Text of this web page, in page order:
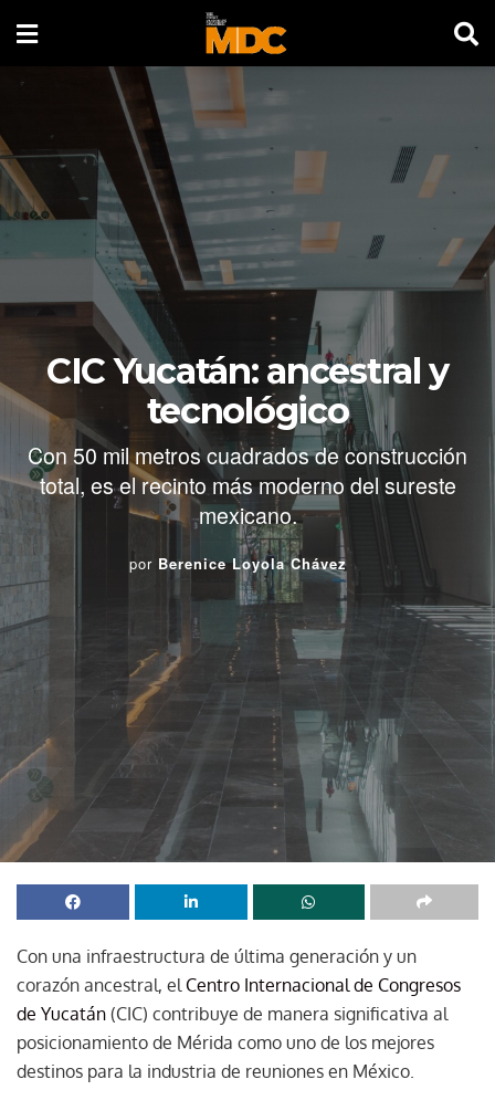
CIC Yucatán: ancestral y
tecnológico
Con 50 mil metros cuadrados de construcción
total, es el recinto más moderno del sureste
mexicano.
por Berenice Loyola Chávez
Con una infraestructura de última generación y un
corazón ancestral, el Centro Internacional de Congresos
de Yucatán (CIC) contribuye de manera significativa al
posicionamiento de Mérida como uno de los mejores
destinos para la industria de reuniones en México.